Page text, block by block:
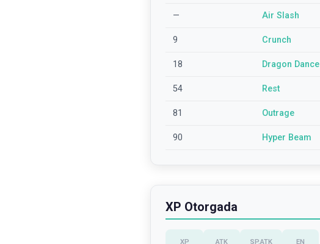
— Air Slash
9 Crunch
18 Dragon Dance
54 Rest
81 Outrage
90 Hyper Beam
XP Otorgada
XP ATK SP.ATK EN